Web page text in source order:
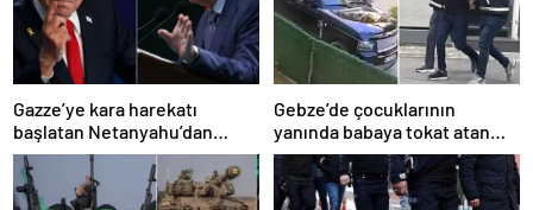
Gazze’ye kara harekatı
başlatan Netanyahu’dan
Erdoğan’a küstah sözler
Gebze’de çocuklarının
yanında babaya tokat atan
sürücü tutuklandı